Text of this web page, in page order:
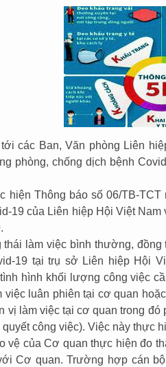
các Ban, Văn phòng Liên
phòng, chống dịch bệnh
hiện Thông báo số 06/TB-
19 của Liên hiệp Hội Việt
thái làm việc bình thường,
19 tại trụ sở Liên hiệp Hội
hình khối lượng công việc
việc luân phiên tại cơ quan
vị làm việc tại cơ quan trong
công việc). Việc này thực
vệ của Cơ quan thực hiện đo
Cơ quan. Trường hợp cán